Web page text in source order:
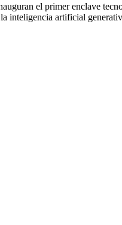
el primer enclave
inteligencia artificial